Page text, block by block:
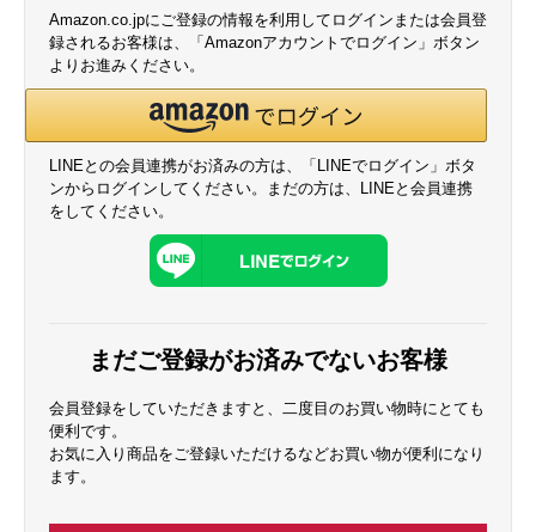
Amazon.co.jpにご登録の情報を利用してログインまたは会員登
録されるお客様は、「Amazonアカウントでログイン」ボタン
よりお進みください。
LINEとの会員連携がお済みの方は、「LINEでログイン」ボタ
ンからログインしてください。まだの方は、 LINEと会員連携
をしてください。
まだご登録がお済みでないお客様
会員登録をしていただきますと、二度目のお買い物時にとても
便利です。
お気に入り商品をご登録いただけるなどお買い物が便利になり
ます。